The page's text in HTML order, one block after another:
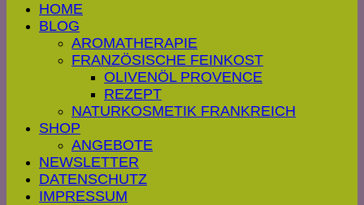
HOME
BLOG
AROMATHERAPIE
FRANZÖSISCHE FEINKOST
OLIVENÖL PROVENCE
REZEPT
NATURKOSMETIK FRANKREICH
SHOP
ANGEBOTE
NEWSLETTER
DATENSCHUTZ
IMPRESSUM